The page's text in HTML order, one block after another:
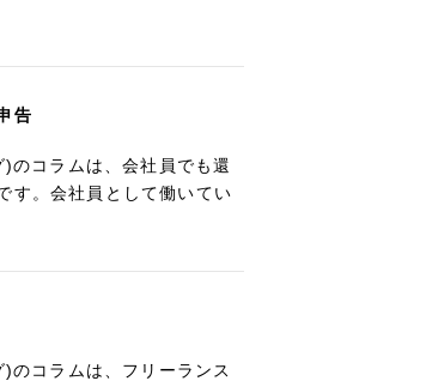
告
のコラムは、会社員でも還
す。会社員として働いてい
のコラムは、フリーランス